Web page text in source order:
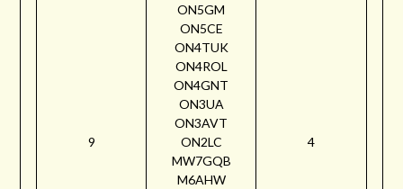
9
ON5GM
ON5CE
ON4TUK
ON4ROL
ON4GNT
ON3UA
ON3AVT
ON2LC
MW7GQB
M6AHW
4